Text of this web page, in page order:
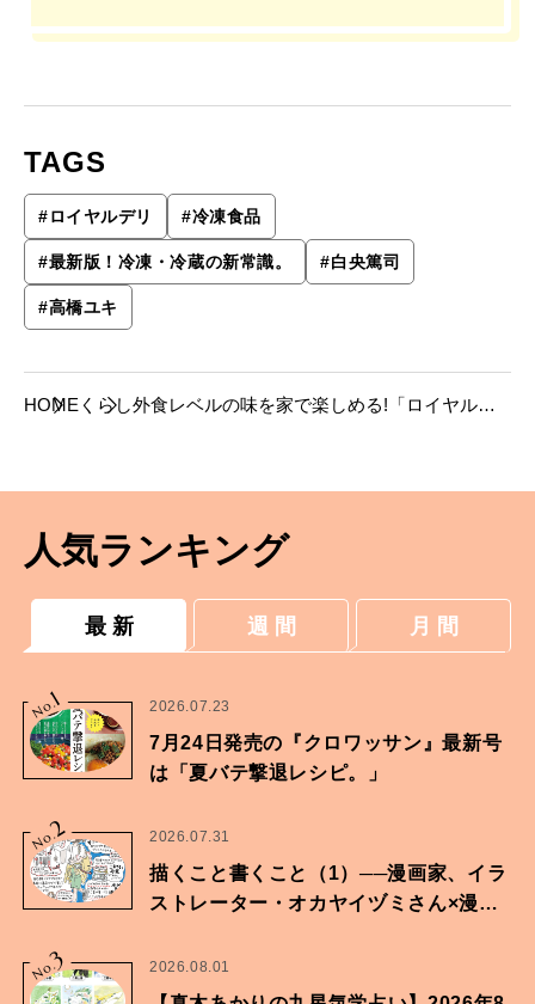
TAGS
#ロイヤルデリ #冷凍食品
#最新版！冷凍・冷蔵の新常識。 #白央篤司
#高橋ユキ
HOME くらし外食レベルの味を家で楽しめる!「ロイヤルデ
人気ランキング
最 新 週 間 月 間
No.
1 2026.07.23
7月24日発売の『クロワッサン』最新号
は「夏バテ撃退レシピ。」
No.2 2026.07.31
描くこと書くこと（1）──漫画家、イラ
ストレーター・オカヤイヅミさん×漫画
No.3 2026.08.01